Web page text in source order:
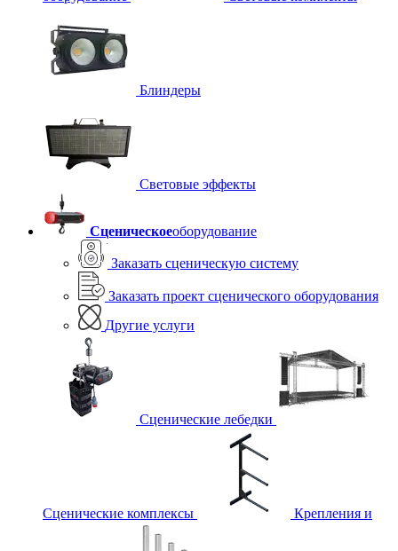
Блиндеры
Световые эффекты
Сценическоеоборудование
Заказать сценическую систему
Заказать проект сценического оборудования
Другие услуги
Сценические лебедки
Сценические комплексы Крепления и